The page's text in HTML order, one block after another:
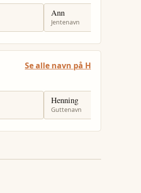
Ann
Jentenavn
Se alle navn på H
Henning
Guttenavn